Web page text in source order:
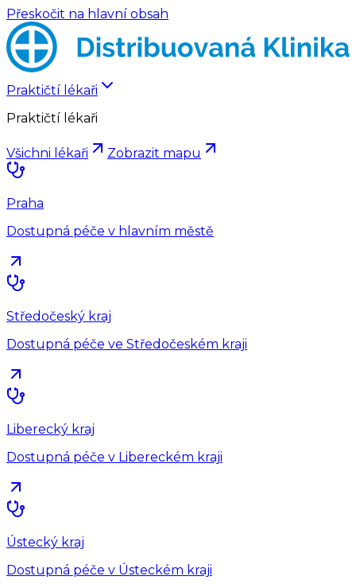
Přeskočit na hlavní obsah
Praktičtí lékaři
Praktičtí lékaři
Všichni lékaři Zobrazit mapu
Praha
Dostupná péče v hlavním městě
Středočeský kraj
Dostupná péče ve Středočeském kraji
Liberecký kraj
Dostupná péče v Libereckém kraji
Ústecký kraj
Dostupná péče v Ústeckém kraji